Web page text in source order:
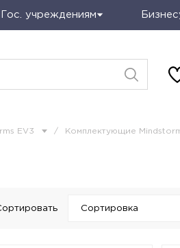
Гос. учреждениям
EV3 / Комплектующие